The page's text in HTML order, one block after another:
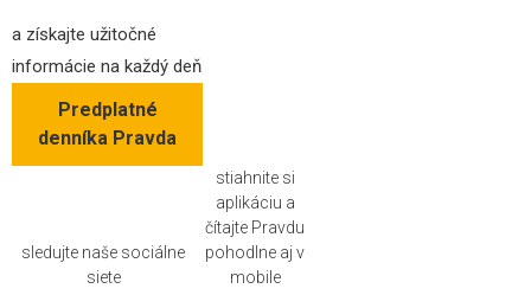
a získajte užitočné
informácie na každý deň
Predplatné
denníka Pravda
sledujte naše sociálne
siete
stiahnite si
aplikáciu a
čítajte Pravdu
pohodlne aj v
mobile